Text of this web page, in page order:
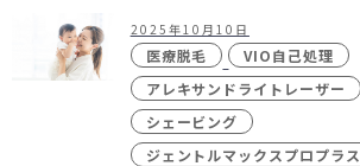
2025年10月10日
医療脱毛
VIO自己処理
アレキサンドライトレーザー
シェービング
ジェントルマックスプロプラス